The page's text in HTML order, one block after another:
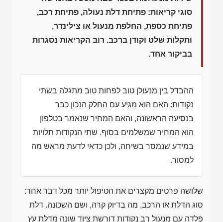
סוגי קריאות: פתיחת דלת נעולה, פתיחת רכב,
פתיחת כספת, החלפת מנעול או צילינדר,
ותקלות שלט וקודן ברכב. רוב הקריאות נסגרות
בביקור אחד.
ההבדל בין מנעולן טוב לפחות טוב מתגלה בשתי
נקודות: האם הוא מגיע עם החלק הנכון כבר
בנסיעה הראשונה, והאם המחיר שנאמר בטלפון
הוא המחיר שמשלמים בסוף. שתי הנקודות תלויות
במידע שנמסר בשיחה, ולכן כדאי לדעת מראש מה
למסור.
שלושה פרטים מקצרים את הטיפול יותר מכל דבר אחר:
סוג הדלת או הרכב, מה בדיוק קרה, ושם השכונה. דלת
פלדה עם מנעול רב נקודות דורשת ציוד שונה מדלת עץ